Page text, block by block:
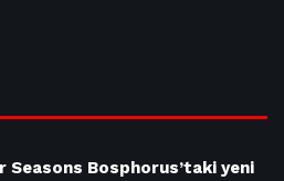
Seasons Bosphorus’taki yeni